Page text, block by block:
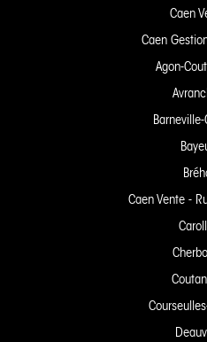
Caen
Caen
Agon-
Caen Vente -